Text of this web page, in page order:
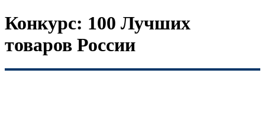
Конкурс: 100 Лучших
товаров России